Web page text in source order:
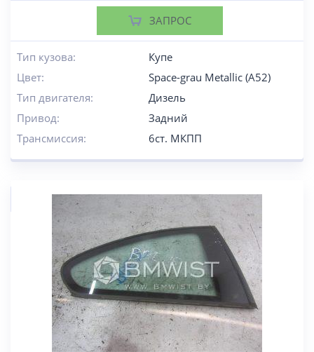
ЗАПРОС
Тип кузова:
Купе
Цвет:
Space-grau Metallic (A52)
Тип двигателя:
Дизель
Привод:
Задний
Трансмиссия:
6ст. МКПП